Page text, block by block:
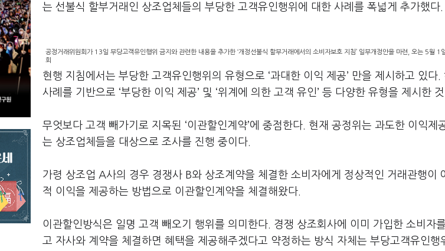
는 선불식 할부거래인 상조업체들의 부당한 고객유인행위에 대한 사례를 폭넓게 추가했다.
공정거래위원회가 13일 부당고객유인행위 금지와 관련한 내용을 추가한 ‘개정선불식 할부거래에서의 소비자보호 지침’ 일부개정안을 마련, 오는 5월 1
회
현행 지침에서는 부당한 고객유인행위의 유형으로 ‘과대한 이익 제공’ 만을 제시하고 있다.
사례를 기반으로 ‘부당한 이익 제공’ 및 ‘위계에 의한 고객 유인’ 등 다양한 유형을 제시한 것.
무엇보다 고객 빼가기로 지목된 ‘이관할인계약’에 중점한다. 현재 공정위는 과도한 이익제
는 상조업체들을 대상으로 조사를 진행 중이다.
가령 상조업 A사의 경우 경쟁사 B와 상조계약을 체결한 소비자에게 정상적인 거래관행이
적 이익을 제공하는 방법으로 이관할인계약을 체결해왔다.
이관할인방식은 일명 고객 빼오기 행위를 의미한다. 경쟁 상조회사에 이미 가입한 소비자
고 자사와 계약을 체결하면 혜택을 제공해주겠다고 약정하는 방식 자체는 부당고객유인행